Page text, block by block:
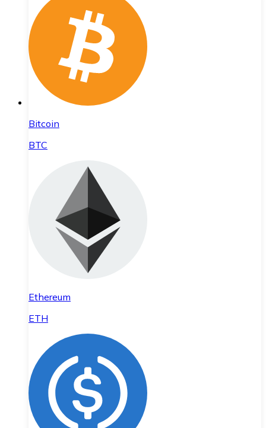
Bitcoin
BTC
Ethereum
ETH